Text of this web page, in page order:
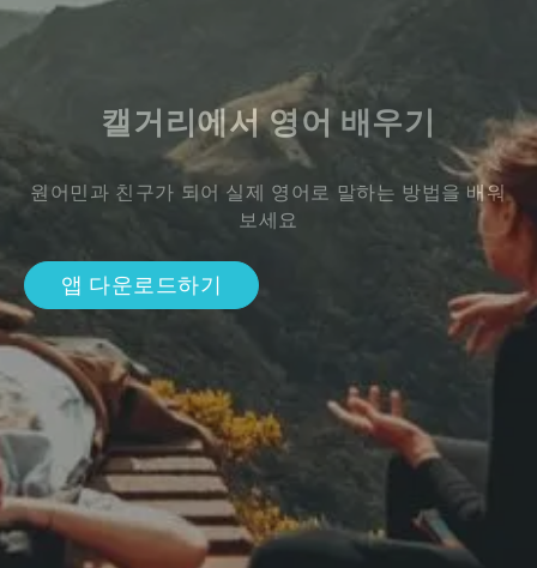
캘거리에서 영어 배우기
원어민과 친구가 되어 실제 영어로 말하는 방법을 배워
보세요
앱 다운로드하기